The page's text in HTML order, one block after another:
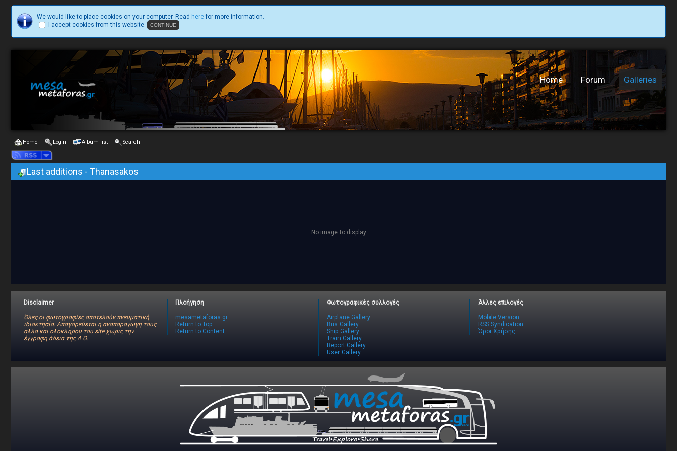
We would like to place cookies on your computer. Read here for more information.
I accept cookies from this website.
Home Forum Galleries
Home Login Album list Search
Last additions - Thanasakos
No image to display
Disclaimer
Όλες οι φωτογραφίες αποτελούν πνευματική
ιδιοκτησία. Απαγορεύεται η αναπαραγωγη τους
αλλα και ολοκληρου του site χωρις την
έγγραφη άδεια της Δ.Ο.
Πλοήγηση
mesametaforas.gr
Return to Top
Return to Content
Φωτογραφικές συλλογές
Airplane Gallery
Bus Gallery
Ship Gallery
Train Gallery
Report Gallery
User Gallery
Άλλες επιλογές
Mobile Version
RSS Syndication
Όροι Χρήσης